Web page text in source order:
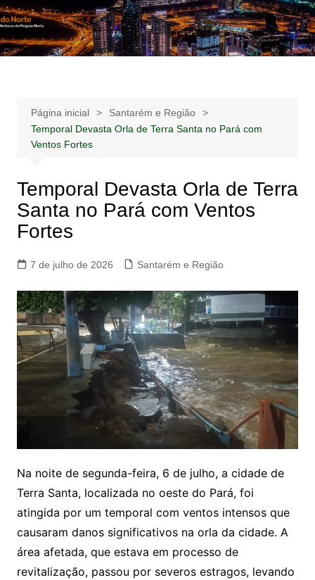
Ir
para
o
Notícias –
Publicidades –
Notícias – Publicidades – Anúncios
Página inicial
Santarém e Região
Temporal Devasta Orla de Terra Santa no Pará com
Ventos Fortes
Temporal Devasta Orla de Terra
Santa no Pará com Ventos
Fortes
7 de julho de 2026 Santarém e Região
Na noite de segunda-feira, 6 de julho, a cidade de
Terra Santa, localizada no oeste do Pará, foi
atingida por um temporal com ventos intensos que
causaram danos significativos na orla da cidade. A
área afetada, que estava em processo de
revitalização, passou por severos estragos, levando